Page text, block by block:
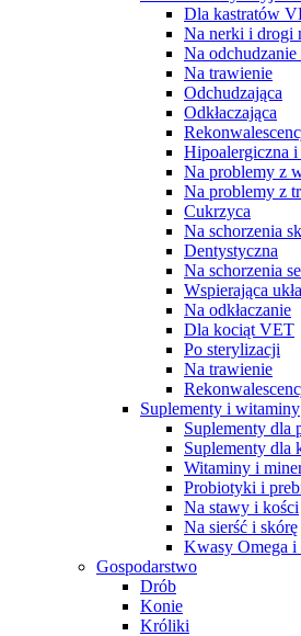
Dla kastratów
Na nerki i drogi
Na
Na trawienie
Odchudzająca
Odkłaczająca
Hipoalergiczna i
Na problemy z
Na problemy z
Cukrzyca
Na schorzenia
Dentystyczna
Na schorzenia
Wspierająca
Na odkłaczanie
Dla kociąt VET
Po sterylizacji
Na trawienie
Suplementy i witaminy
Suplementy dla
Suplementy dla
Witaminy i
Probiotyki i
Na stawy i kości
Na sierść i skórę
Kwasy Omega i
Gospodarstwo
Drób
Konie
Króliki